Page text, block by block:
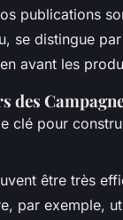
publications
se distingue
avant les
des
clé pour
être très
par exemple,